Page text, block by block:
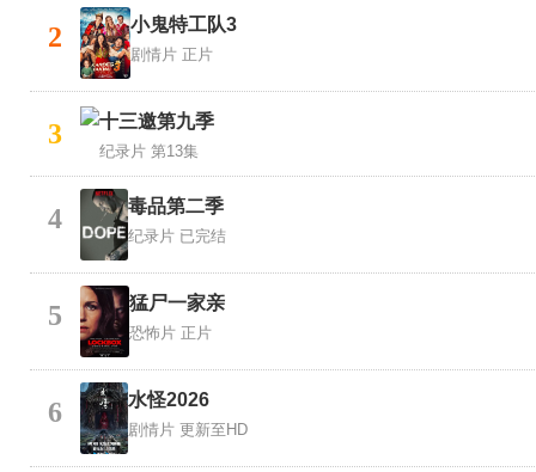
2 小鬼特工队3
剧情片 正片
3 十三邀第九季
纪录片 第13集
4 毒品第二季
纪录片 已完结
5 猛尸一家亲
恐怖片 正片
6 水怪2026
剧情片 更新至HD